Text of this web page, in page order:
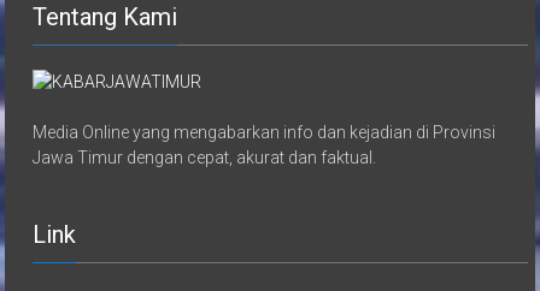
Tentang Kami
Media Online yang mengabarkan info dan kejadian di Provinsi
Jawa Timur dengan cepat, akurat dan faktual.
Link